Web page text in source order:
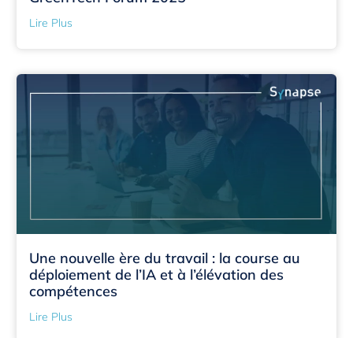
Lire Plus
Une nouvelle ère du travail : la course au
déploiement de l’IA et à l’élévation des
compétences
Lire Plus